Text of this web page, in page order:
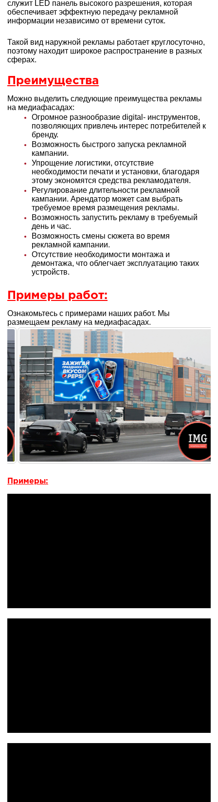
служит LED панель высокого разрешения, которая
обеспечивает эффектную передачу рекламной
информации независимо от времени суток.
Такой вид наружной рекламы работает круглосуточно,
поэтому находит широкое распространение в разных
сферах.
Преимущества
Можно выделить следующие преимущества рекламы
на медиафасадах:
Огромное разнообразие digital- инструментов,
позволяющих привлечь интерес потребителей к
бренду.
Возможность быстрого запуска рекламной
кампании.
Упрощение логистики, отсутствие
необходимости печати и установки, благодаря
этому экономятся средства рекламодателя.
Регулирование длительности рекламной
кампании. Арендатор может сам выбрать
требуемое время размещения рекламы.
Возможность запустить рекламу в требуемый
день и час.
Возможность смены сюжета во время
рекламной кампании.
Отсутствие необходимости монтажа и
демонтажа, что облегчает эксплуатацию таких
устройств.
Примеры работ:
Ознакомьтесь с примерами наших работ. Мы
размещаем рекламу на медиафасадах.
Примеры: